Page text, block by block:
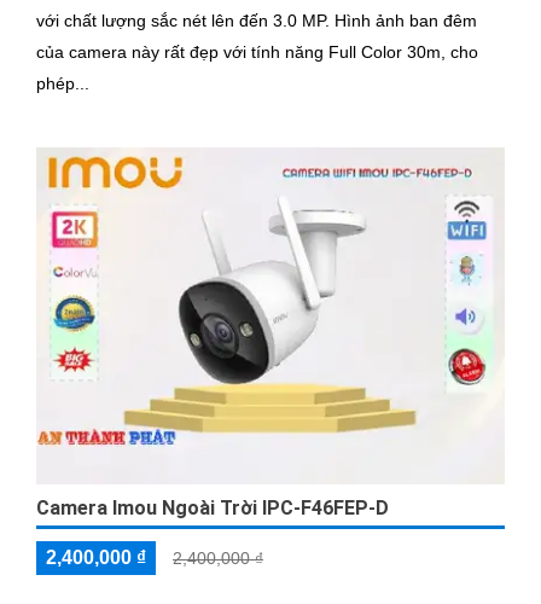
với chất lượng sắc nét lên đến 3.0 MP. Hình ảnh ban đêm
của camera này rất đẹp với tính năng Full Color 30m, cho
phép...
Camera Imou Ngoài Trời IPC-F46FEP-D
2,400,000 ₫ 2,400,000 ₫